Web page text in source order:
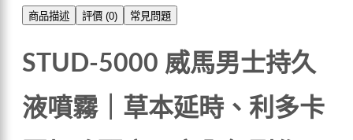
商品描述 評價 (0) 常見問題
STUD-5000 威馬男士持久
液噴霧｜草本延時、利多卡